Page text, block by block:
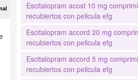
Escitalopram acost 10 mg
recubiertos con pelicula efg
Escitalopram accord 20 mg
recubiertos con pelicula efg
Escitalopram accord 5 mg
recubiertos con pelicula efg